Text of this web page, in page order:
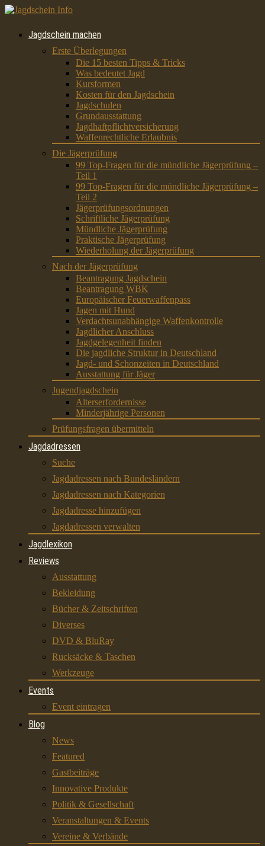
Jagdschein machen
Erste Überlegungen
Die 15 besten Tipps & Tricks
Was bedeutet Jagd
Kursformen
Kosten für den Jagdschein
Jagdschulen
Grundausstattung
Jagdhaftpflichtversicherung
Waffenrechtliche Erlaubnis
Die Jägerprüfung
99 Top-Fragen für die mündliche Jägerprüfung –
Teil 1
99 Top-Fragen für die mündliche Jägerprüfung –
Teil 2
Jägerprüfungsordnungen
Schriftliche Jägerprüfung
Mündliche Jägerprüfung
Praktische Jägerprüfung
Wiederholung der Jägerprüfung
Nach der Jägerprüfung
Beantragung Jagdschein
Beantragung WBK
Europäischer Feuerwaffenpass
Jagen mit Hund
Verdachtsunabhängige Waffenkontrolle
Jagdlicher Anschluss
Jagdgelegenheit finden
Die jagdliche Struktur in Deutschland
Jagd- und Schonzeiten in Deutschland
Ausstattung für Jäger
Jugendjagdschein
Alterserfordernisse
Minderjährige Personen
Prüfungsfragen übermitteln
Jagdadressen
Suche
Jagdadressen nach Bundesländern
Jagdadressen nach Kategorien
Jagdadresse hinzufügen
Jagdadressen verwalten
Jagdlexikon
Reviews
Ausstattung
Bekleidung
Bücher & Zeitschriften
Diverses
DVD & BluRay
Rucksäcke & Taschen
Werkzeuge
Events
Event eintragen
Blog
News
Featured
Gastbeiträge
Innovative Produkte
Politik & Gesellschaft
Veranstaltungen & Events
Vereine & Verbände